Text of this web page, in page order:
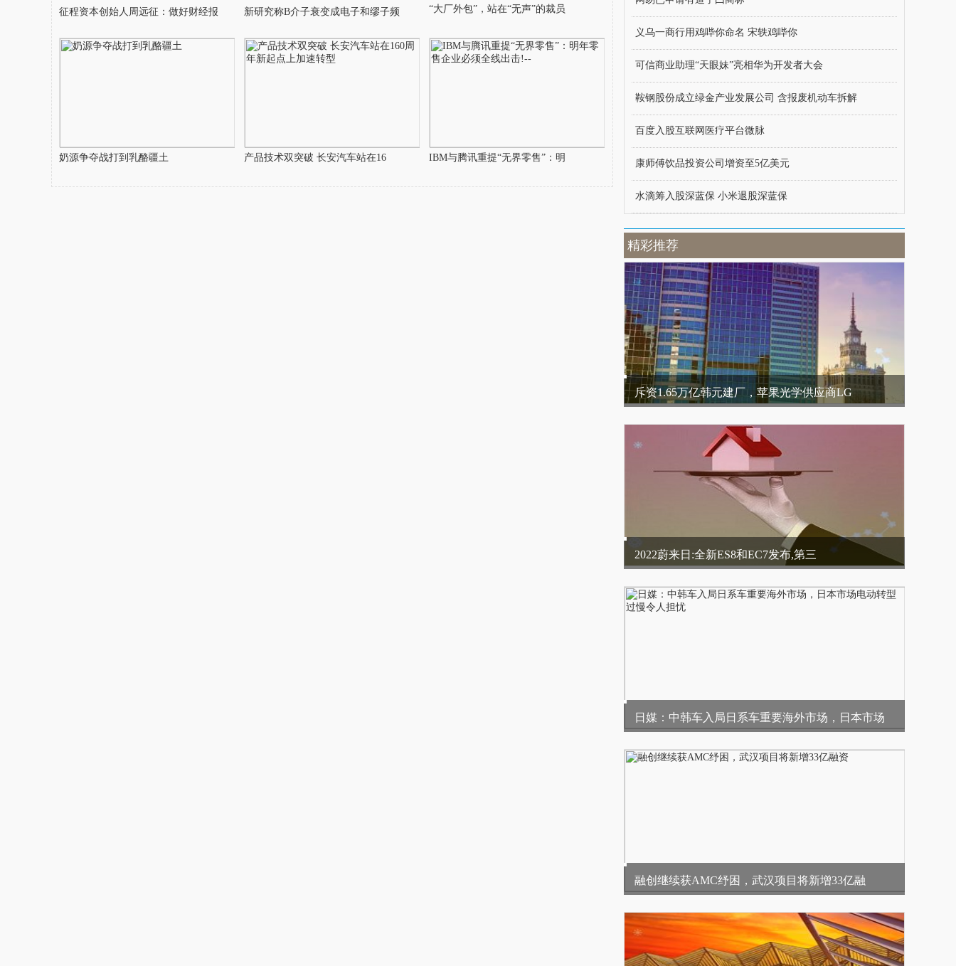
征程资本创始人周远征：做好财经报 新研究称B介子衰变成电子和缪子频 “大厂外包”，站在“无声”的裁员
奶源争夺战打到乳酪疆土 产品技术双突破 长安汽车站在16 IBM与腾讯重提“无界零售”：明
义乌一商行用鸡哔你命名 宋轶鸡哔你
可信商业助理“天眼妹”亮相华为开发者大会
鞍钢股份成立绿金产业发展公司 含报废机动车拆解
百度入股互联网医疗平台微脉
康师傅饮品投资公司增资至5亿美元
水滴筹入股深蓝保 小米退股深蓝保
精彩推荐
斥资1.65万亿韩元建厂，苹果光学供应商LG
2022蔚来日:全新ES8和EC7发布,第三
日媒：中韩车入局日系车重要海外市场，日本市场
融创继续获AMC纾困，武汉项目将新增33亿融